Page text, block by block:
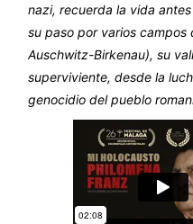
nazi, recuerda la vida
su paso por varios
Auschwitz-Birkenau), su
superviviente, desde la
genocidio del pueblo